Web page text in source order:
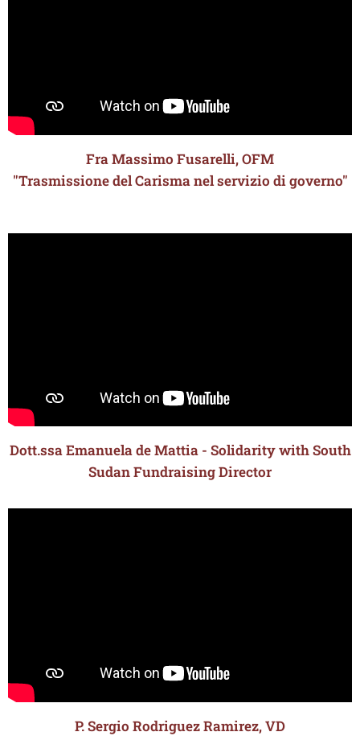
Fra Massimo Fusarelli, OFM
"Trasmissione del Carisma nel servizio di governo"
Dott.ssa Emanuela de Mattia - Solidarity with South
Sudan Fundraising Director
P. Sergio Rodriguez Ramirez, VD